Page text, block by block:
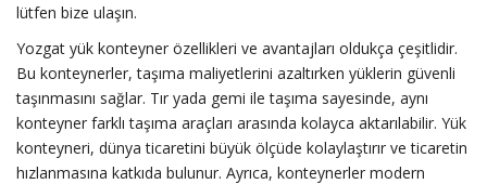
lütfen bize ulaşın.
Yozgat yük konteyner özellikleri ve avantajları oldukça çeşitlidir.
Bu konteynerler, taşıma maliyetlerini azaltırken yüklerin güvenli
taşınmasını sağlar. Tır yada gemi ile taşıma sayesinde, aynı
konteyner farklı taşıma araçları arasında kolayca aktarılabilir. Yük
konteyneri, dünya ticaretini büyük ölçüde kolaylaştırır ve ticaretin
hızlanmasına katkıda bulunur. Ayrıca, konteynerler modern